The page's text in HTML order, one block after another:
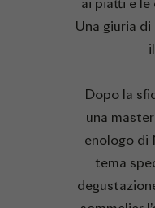
ai piatti e le
Una giuria
Dopo la
una
enologo di
tema